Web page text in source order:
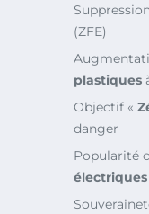
(ZFE)
plastiques
Objectif «
danger
Popularité
électriques